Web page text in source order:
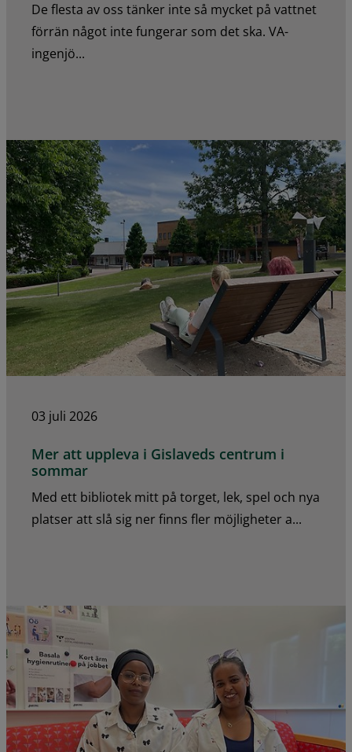
De flesta av oss tänker inte så mycket på vattnet
förrän något inte fungerar som det ska. VA-
ingenjö...
03 juli 2026
Mer att uppleva i Gislaveds centrum i
sommar
Med ett bibliotek mitt på torget, lek, spel och nya
platser att slå sig ner finns fler möjligheter a...